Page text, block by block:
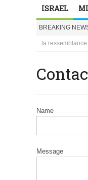
ISRAEL
BREAKING
Israël-France :
la
Israël ou le
1000 mères
Name
Message